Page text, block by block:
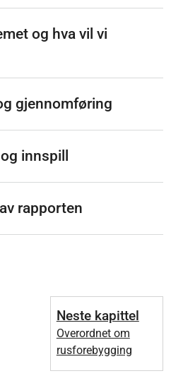
og hva vil vi
gjennomføring
innspill
rapporten
Neste kapittel
Overordnet om
rusforebygging